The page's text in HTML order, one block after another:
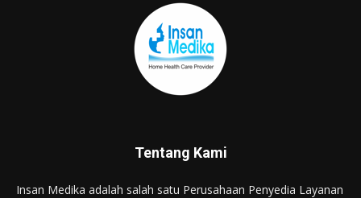
Tentang Kami
Insan Medika adalah salah satu Perusahaan Penyedia Layanan